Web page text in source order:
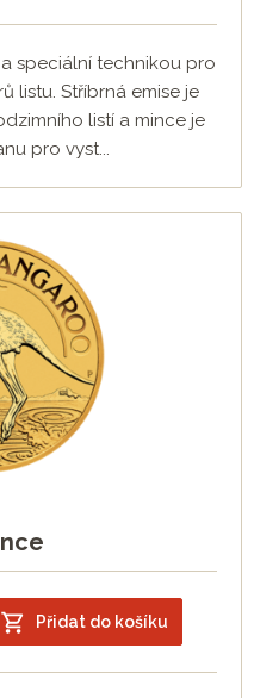
speciální technikou pro
listu. Stříbrná emise je
listí a mince je
pro vyst...
Přidat do košíku